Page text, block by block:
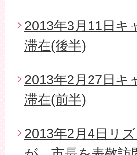
2013年3月11日キ
滞在(後半)
2013年2月27日キ
滞在(前半)
2013年2月4日リ